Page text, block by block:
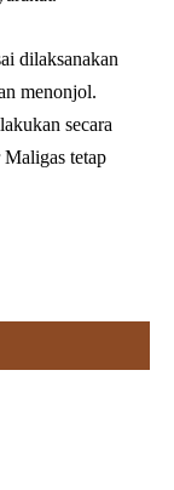
dilaksanakan
menonjol.
secara
tetap